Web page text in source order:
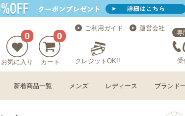
0
お気に入り
0
カート
ご利用ガイド 運営会社
クレジットOK!!
専
受
新着商品一覧 メンズ レディース ブランド